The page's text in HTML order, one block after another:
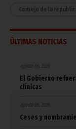
Consejo de la
ÚLTIMAS NOTICIAS
agosto 06, 2026
El Gobierno
clínicas
agosto 06, 2026
Ceses y